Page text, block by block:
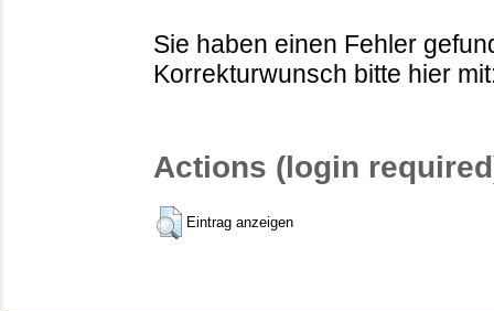
Sie haben einen Fehler
Korrekturwunsch bitte hier
Actions (login
Eintrag anzeigen